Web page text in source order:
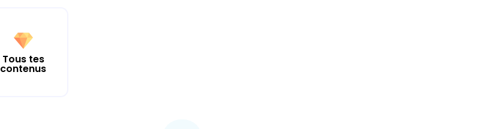
Tous tes
contenus